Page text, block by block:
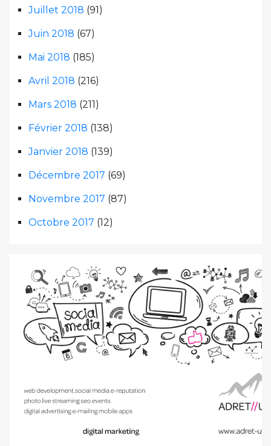
Juillet 2018 (91)
Juin 2018 (67)
Mai 2018 (185)
Avril 2018 (216)
Mars 2018 (211)
Février 2018 (138)
Janvier 2018 (139)
Décembre 2017 (69)
Novembre 2017 (87)
Octobre 2017 (12)